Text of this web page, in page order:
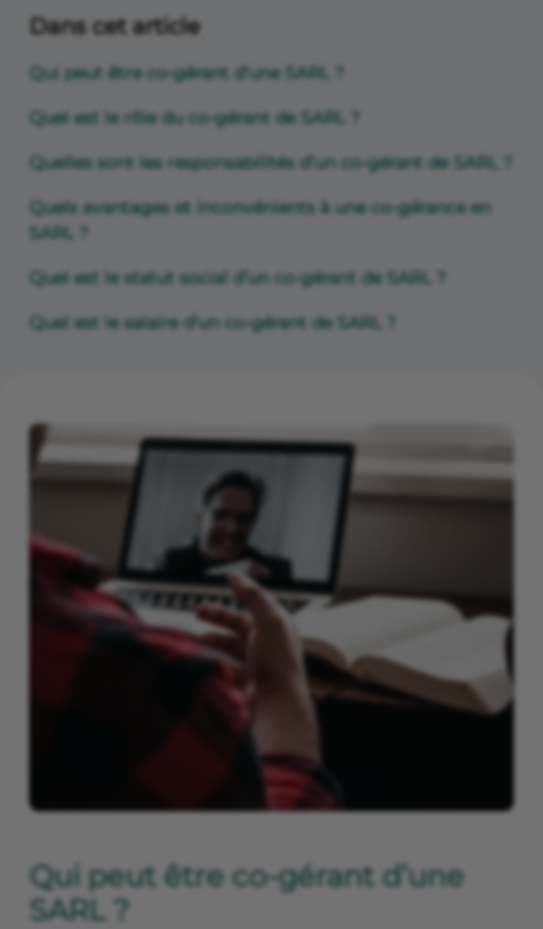
Dans cet article
Qui peut être co-gérant d’une SARL ?
Quel est le rôle du co-gérant de SARL ?
Quelles sont les responsabilités d’un co-gérant de SARL ?
Quels avantages et inconvénients à une co-gérance en
SARL ?
Quel est le statut social d’un co-gérant de SARL ?
Quel est le salaire d’un co-gérant de SARL ?
Qui peut être co-gérant d’une
SARL ?